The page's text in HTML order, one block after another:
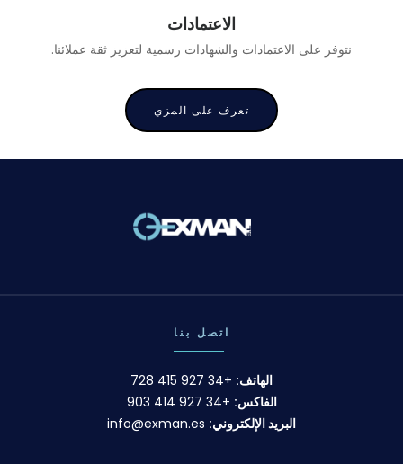
الاعتمادات
نتوفر على الاعتمادات والشهادات رسمية لتعزيز ثقة عملائنا.
تعرف على المزي
اتصل بنا
الهاتف: +34 927 415 728
الفاكس: +34 927 414 903
البريد الإلكتروني: info@exman.es